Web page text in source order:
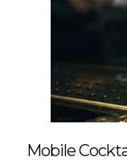
Mobile